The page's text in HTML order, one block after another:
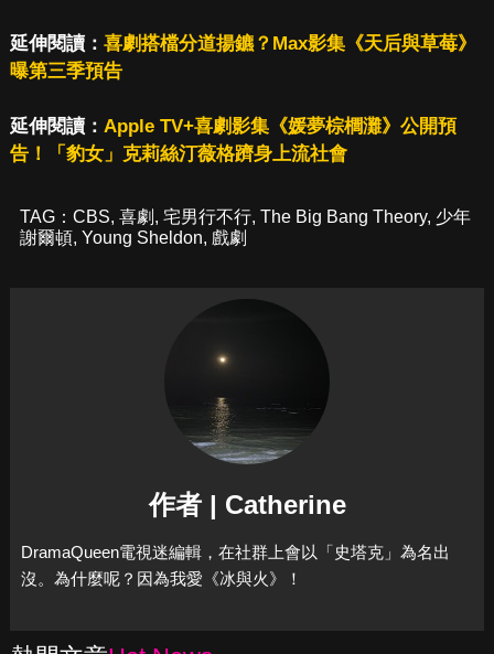
延伸閱讀： 喜劇搭檔分道揚鑣？Max影集《天后與草莓》
曝第三季預告
延伸閱讀： Apple TV+喜劇影集《媛夢棕櫚灘》公開預
告！「豹女」克莉絲汀薇格躋身上流社會
TAG： CBS, 喜劇 , 宅男行不行, The Big Bang Theory, 少年
謝爾頓, Young Sheldon, 戲劇
作者 | Catherine
DramaQueen電視迷編輯，在社群上會以「史塔克」為名出
沒。為什麼呢？因為我愛《冰與火》！